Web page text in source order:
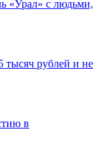
«Урал» с людьми,
тысяч рублей и не
в